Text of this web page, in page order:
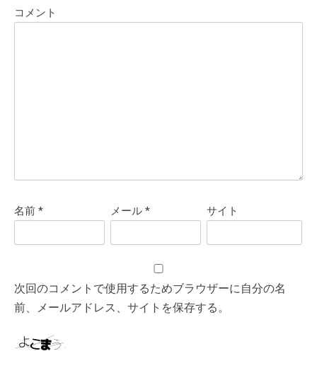
コメント
名前* メール* サイト
次回のコメントで使用するためブラウザーに自分の名
前、メールアドレス、サイトを保存する。